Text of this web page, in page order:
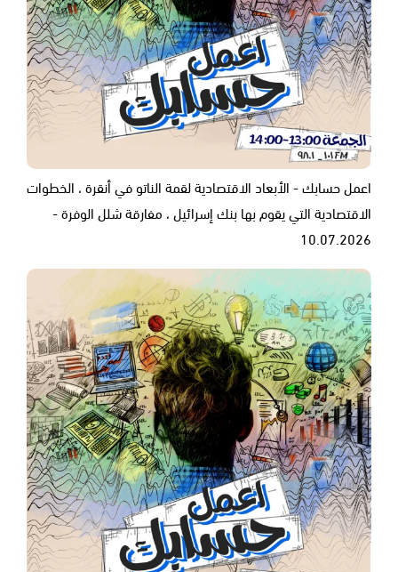
اعمل حسابك - الأبعاد الاقتصادية لقمة الناتو في أنقرة ، الخطوات
الاقتصادية التي يقوم بها بنك إسرائيل ، مفارقة شلل الوفرة -
10.07.2026